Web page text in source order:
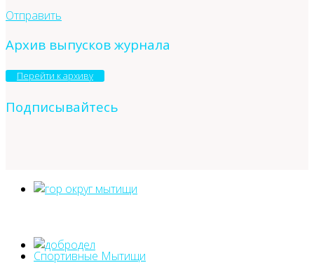
Отправить
Архив выпусков журнала
Перейти к архиву
Подписывайтесь
Спортивные Мытищи